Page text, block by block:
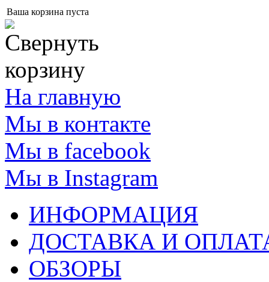
Ваша корзина пуста
На главную
Мы в контакте
Мы в facebook
Мы в Instagram
ИНФОРМАЦИЯ
ДОСТАВКА И
ОБЗОРЫ